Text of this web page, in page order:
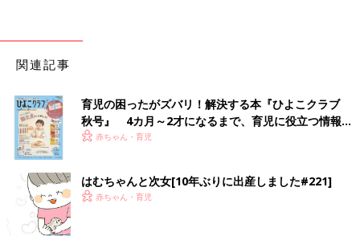
関連記事
育児の困ったがズバリ！解決する本『ひよこクラブ
秋号』 4カ月～2才になるまで、育児に役立つ情報が
いっぱい！
赤ちゃん・育児
はむちゃんと次女[10年ぶりに出産しました#221]
赤ちゃん・育児